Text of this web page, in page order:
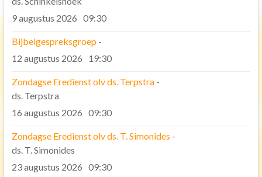
Ontmoeting
Bijbel studie groep
Uitgediept avonden
Samen sterk in Gods werk
Samen eten
9 augustus 2026 09:30
Bijbelgespreksgroep-
12 augustus 2026
19:30
Zondagse Eredienst olv ds. Terpstra-
ds. Terpstra
16 augustus 2026 09:30
Zondagse Eredienst olv ds. T. Simonides -
ds. T. Simonides
23 augustus 2026 09:30